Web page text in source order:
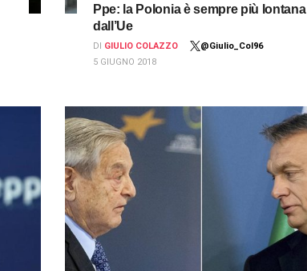
Ppe: la Polonia è sempre più lontana
dall’Ue
DI GIULIO COLAZZO
@Giulio_Col96
5 GIUGNO 2018